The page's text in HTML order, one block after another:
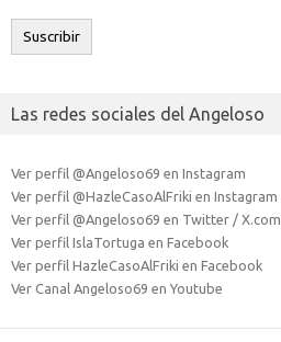
electrónico
Suscribir
Las redes sociales del Angeloso
Ver perfil @Angeloso69 en Instagram
Ver perfil @HazleCasoAlFriki en Instagram
Ver perfil @Angeloso69 en Twitter / X.com
Ver perfil IslaTortuga en Facebook
Ver perfil HazleCasoAlFriki en Facebook
Ver Canal Angeloso69 en Youtube